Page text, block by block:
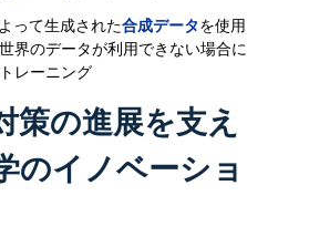
って生成された合成データを使用
界のデータが利用できない場合に
レーニング
策の進展を支え
のイノベーショ